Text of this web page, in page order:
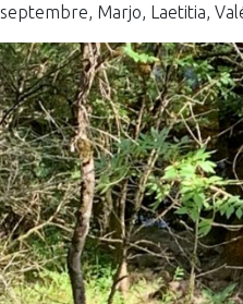
Marjo, Laetitia,